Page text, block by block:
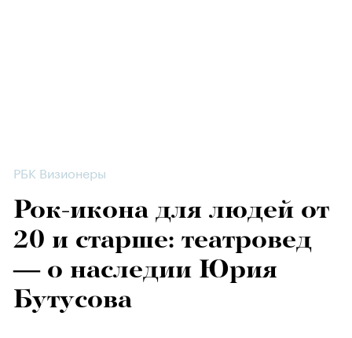
РБК Визионеры
Рок-икона для людей от
20 и старше: театровед
— о наследии Юрия
Бутусова